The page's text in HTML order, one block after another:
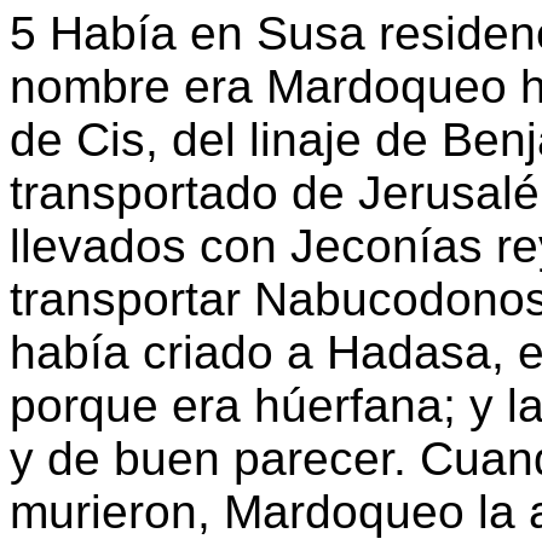
5 Había en Susa
nombre era Mardoqueo
de Cis, del linaje de
transportado de
llevados con Jeconías
transportar
había criado a Hadasa,
porque era húerfana; y
y de buen parecer.
murieron, Mardoqueo la